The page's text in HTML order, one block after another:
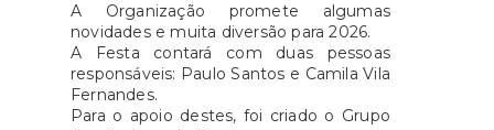
A Organização promete algumas
novidades e muita diversão para 2026.
A Festa contará com duas pessoas
responsáveis: Paulo Santos e Camila Vila
Fernandes.
Para o apoio destes, foi criado o Grupo